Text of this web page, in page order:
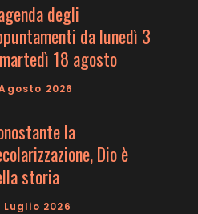
degli
da lunedì 3
18 agosto
2026
la
Dio è
storia
Luglio 2026